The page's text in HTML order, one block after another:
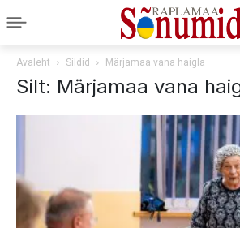
Avaleht Sildid Märjamaa vana haigla
Silt: Märjamaa vana